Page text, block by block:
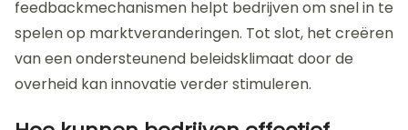
De beste praktijken voor het bevorderen van
innovatie in de technologiehandel omvatten
samenwerking, investeringen in onderzoek en
ontwikkeling, en het stimuleren van een innovatieve